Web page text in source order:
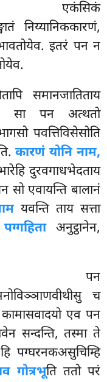
निय्यानिककारणं,
इतरं पन न
समानजातिताय
सा पन अत्थतो
पवत्तिविसेसोति
कारणं योनि नाम,
दुरवगाधभेदताय
सो एवायन्ति बालानं
यवन्ति ताय सत्ता
पग्गहिताअनुट्ठानेन,
पन
च
एव पन
सन्दन्ति, तस्मा ते
पग्घरनकअसुचिम्हि
गोत्रभूति ततो परं